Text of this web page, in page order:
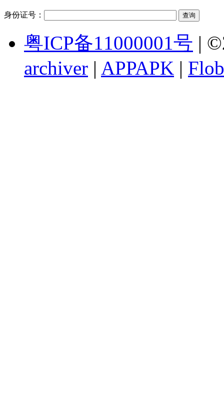
身份证号：
粤ICP备11000001号 |
archiver | APPAPK |